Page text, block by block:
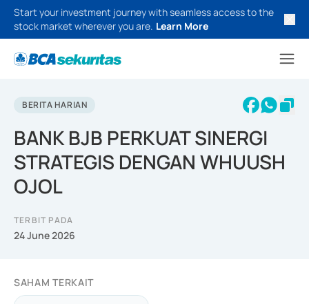
Start your investment journey with seamless access to the
stock market wherever you are. Learn More
BERITA HARIAN
BANK BJB PERKUAT SINERGI
STRATEGIS DENGAN WHUUSH
OJOL
TERBIT PADA
24 June 2026
SAHAM TERKAIT